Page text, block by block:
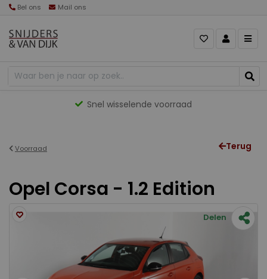
Bel ons Mail ons
Snel wisselende voorraad
Voorraad Terug
Opel Corsa - 1.2 Edition
Delen